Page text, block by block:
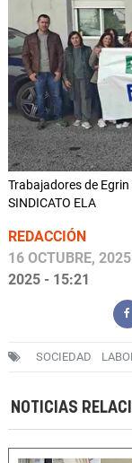
Trabajadores de
SINDICATO ELA
REDACCIÓN
16 OCTUBRE,
2025 - 15:21
SOCIEDAD
NOTICIAS